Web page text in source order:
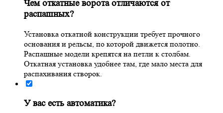
Чем откатные ворота отличаются от
распашных?
Установка откатной конструкции требует прочного
основания и рельсы, по которой движется полотно.
Распашные модели крепятся на петли к столбам.
Откатная установка удобнее там, где мало места для
распахивания створок.
У вас есть автоматика?